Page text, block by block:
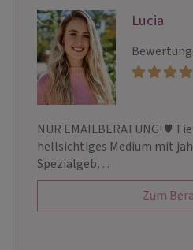
Lucia
NUR EMAILBERATUNG! ♥
hellsichtiges Medium mit
Spezialgeb…
Zum